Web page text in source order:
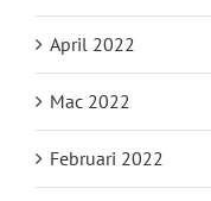
April 2022
Mac 2022
Februari 2022